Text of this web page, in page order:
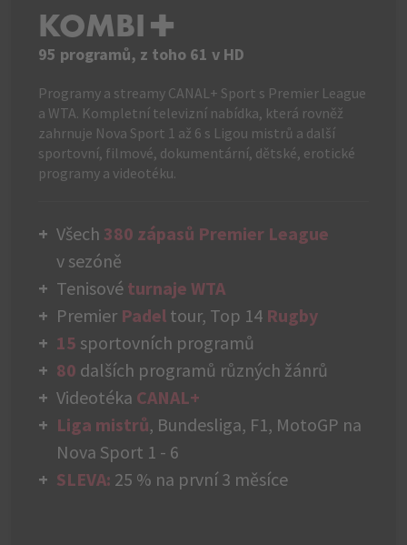
KOMBI+
95 programů, z toho 61 v HD
Programy a streamy CANAL+ Sport s Premier League
a WTA. Kompletní televizní nabídka, která rovněž
zahrnuje Nova Sport 1 až 6 s Ligou mistrů a další
sportovní, filmové, dokumentární, dětské, erotické
programy a videotéku.
Všech 380 zápasů Premier League
v sezóně
Tenisové turnaje WTA
Premier Padel tour, Top 14 Rugby
15 sportovních programů
80 dalších programů různých žánrů
Videotéka CANAL+
Liga mistrů, Bundesliga, F1, MotoGP na
Nova Sport 1 - 6
SLEVA: 25 % na první 3 měsíce